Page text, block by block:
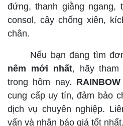
đứng, thanh giằng ngang,
consol, cây chống xiên,
chân.
Nếu bạn đang tìm
nêm mới nhất, hãy tham
trong hôm nay. RAINBOW
cung cấp uy tín, đảm bảo
dịch vụ chuyên nghiệp.
vấn và nhận báo giá tốt nhất.